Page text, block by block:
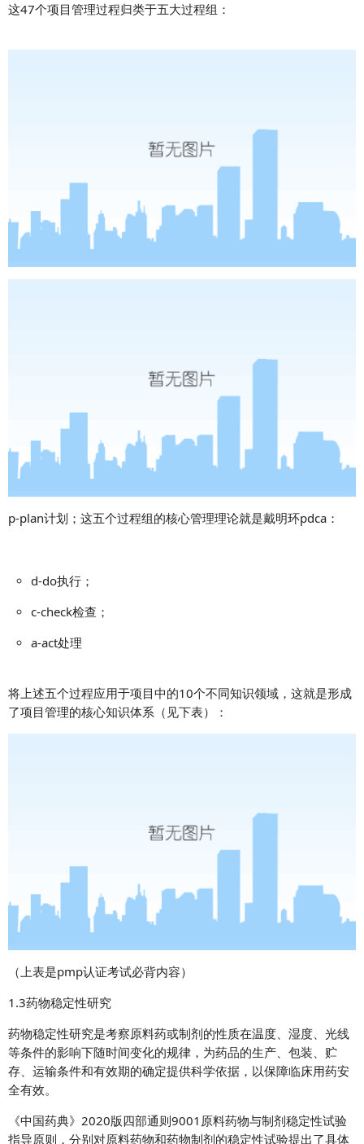
这47个项目管理过程归类于五大过程组：
p-plan计划； 这五个过程组的核心管理理论就是戴明环pdca：
d-do执行；
c-check检查；
a-act处理
将上述五个过程应用于项目中的10个不同知识领域，这就是形成
了项目管理的核心知识体系（见下表）：
（上表是pmp认证考试必背内容）
1.3药物稳定性研究
药物稳定性研究是考察原料药或制剂的性质在温度、湿度、光线
等条件的影响下随时间变化的规律，为药品的生产、包装、贮
存、运输条件和有效期的确定提供科学依据，以保障临床用药安
全有效。
《中国药典》2020版四部通则9001原料药物与制剂稳定性试验
指导原则，分别对原料药物和药物制剂的稳定性试验提出了具体